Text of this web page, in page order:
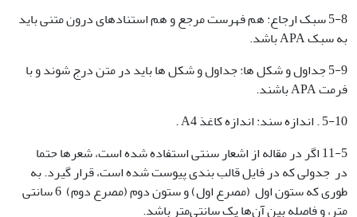
5-8 سبک ارجاع: هم فهرست مرجع و هم استنادهای درون متنی باید
به سبک APA باشد.
5-9 جداول و شکل ها: جداول و شکل ها باید در متن درج شوند و با
فرمت APA باشند.
5-10 . اندازه سند: اندازه کاغذ A4 .
11-5 اگر در مقاله از اشعار سنتی استفاده شده است، شعرها حتما
در جدولی که در فایل قالب بندی پیوست شده است، قرار گیرد. به
طوری که ستون اول (مصرع اول) و ستون دوم (مصرع دوم) 6 سانتی
متر، و فاصله بین آن‌ها یک سانتی‌متر باشد.